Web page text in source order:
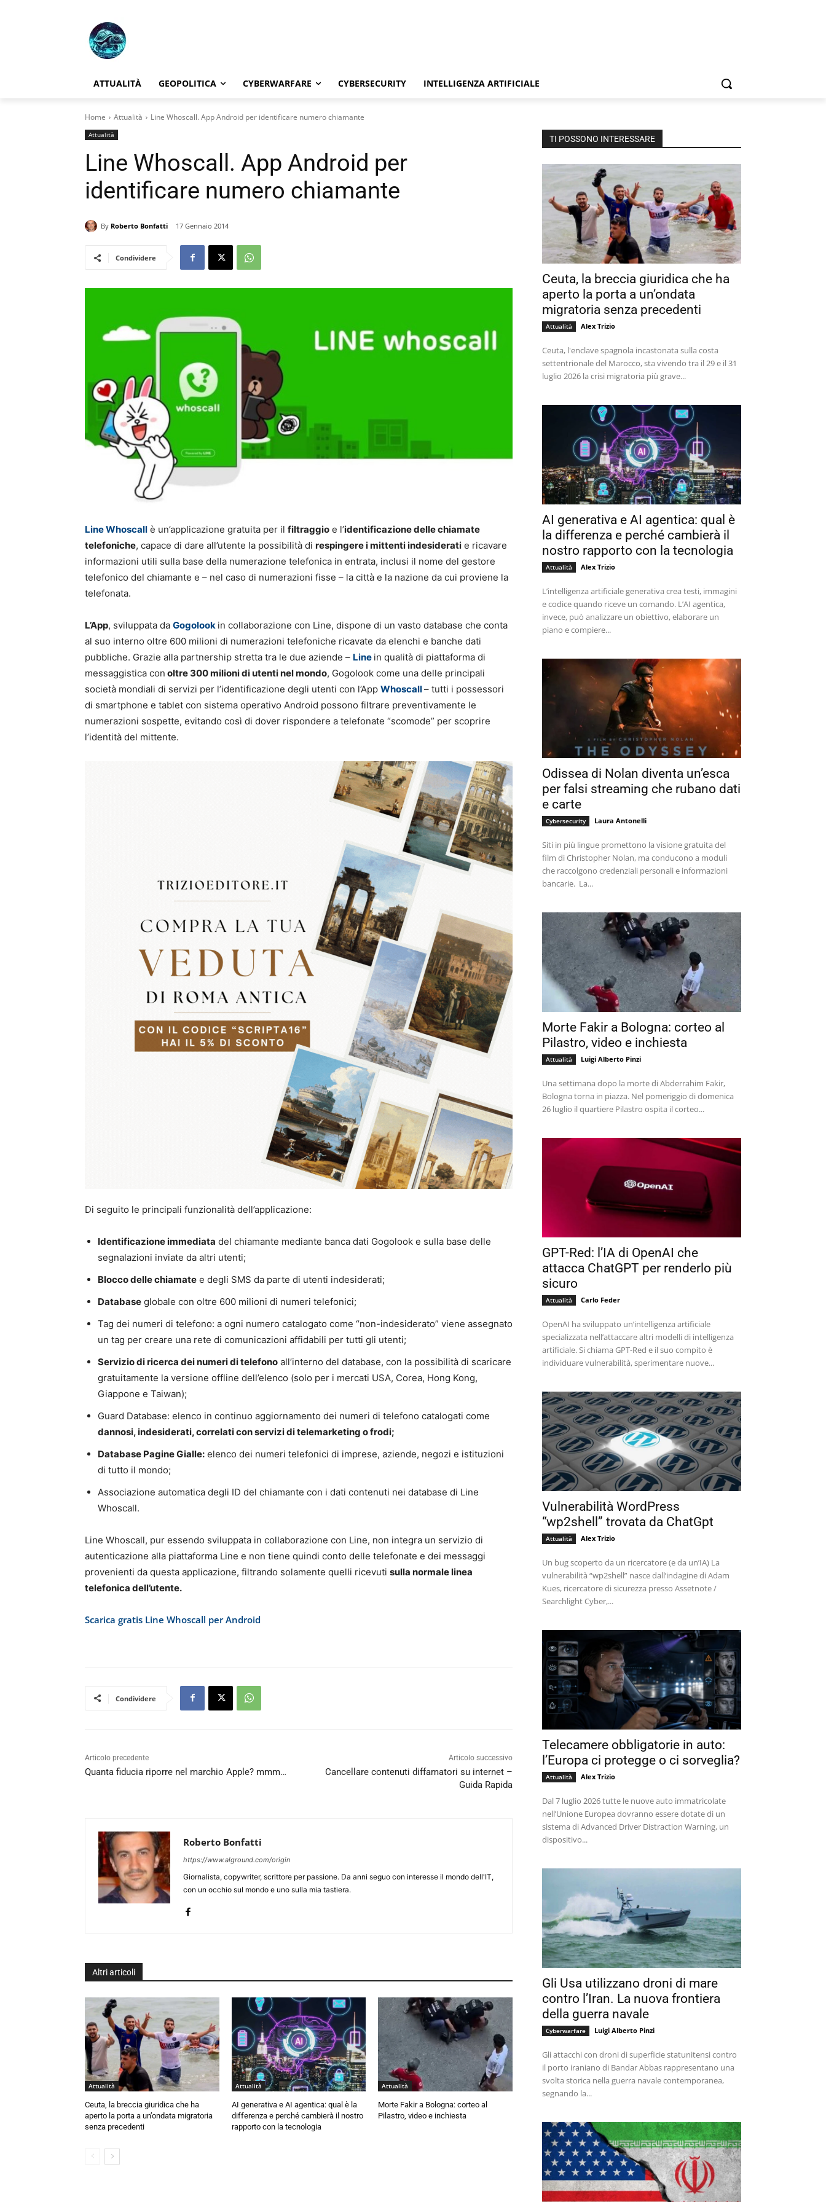
ATTUALITÀ GEOPOLITICA CYBERWARFARE CYBERSECURITY INTELLIGENZA ARTIFICIALE
Home Attualità Line Whoscall. App Android per identificare numero chiamante
Attualità
Line Whoscall. App Android per
identificare numero chiamante
By Roberto Bonfatti 17 Gennaio 2014
Condividere
Line Whoscall è un’applicazione gratuita per il filtraggio e l’identificazione delle chiamate
telefoniche, capace di dare all’utente la possibilità di respingere i mittenti indesiderati e ricavare
informazioni utili sulla base della numerazione telefonica in entrata, inclusi il nome del gestore
telefonico del chiamante e – nel caso di numerazioni fisse – la città e la nazione da cui proviene la
telefonata.
L’App, sviluppata da Gogolook in collaborazione con Line, dispone di un vasto database che conta
al suo interno oltre 600 milioni di numerazioni telefoniche ricavate da elenchi e banche dati
pubbliche. Grazie alla partnership stretta tra le due aziende – Line in qualità di piattaforma di
messaggistica con oltre 300 milioni di utenti nel mondo, Gogolook come una delle principali
società mondiali di servizi per l’identificazione degli utenti con l’App Whoscall– tutti i possessori
di smartphone e tablet con sistema operativo Android possono filtrare preventivamente le
numerazioni sospette, evitando così di dover rispondere a telefonate “scomode” per scoprire
l’identità del mittente.
Di seguito le principali funzionalità dell’applicazione:
Identificazione immediata del chiamante mediante banca dati Gogolook e sulla base delle
segnalazioni inviate da altri utenti;
Blocco delle chiamate e degli SMS da parte di utenti indesiderati;
Database globale con oltre 600 milioni di numeri telefonici;
Tag dei numeri di telefono: a ogni numero catalogato come “non-indesiderato” viene assegnato
un tag per creare una rete di comunicazioni affidabili per tutti gli utenti;
Servizio di ricerca dei numeri di telefono all’interno del database, con la possibilità di scaricare
gratuitamente la versione offline dell’elenco (solo per i mercati USA, Corea, Hong Kong,
Giappone e Taiwan);
Guard Database: elenco in continuo aggiornamento dei numeri di telefono catalogati come
dannosi, indesiderati, correlati con servizi di telemarketing o frodi;
Database Pagine Gialle: elenco dei numeri telefonici di imprese, aziende, negozi e istituzioni
di tutto il mondo;
Associazione automatica degli ID del chiamante con i dati contenuti nei database di Line
Whoscall.
Line Whoscall, pur essendo sviluppata in collaborazione con Line, non integra un servizio di
autenticazione alla piattaforma Line e non tiene quindi conto delle telefonate e dei messaggi
provenienti da questa applicazione, filtrando solamente quelli ricevuti sulla normale linea
telefonica dell’utente.
Scarica gratis Line Whoscall per Android
Condividere
Articolo precedente
Quanta fiducia riporre nel marchio Apple? mmm…
Articolo successivo
Cancellare contenuti diffamatori su internet –
Guida Rapida
Roberto Bonfatti
https://www.alground.com/origin
Giornalista, copywriter, scrittore per passione. Da anni seguo con interesse il mondo dell'IT,
con un occhio sul mondo e uno sulla mia tastiera.
Altri articoli
Attualità
Ceuta, la breccia giuridica che ha
aperto la porta a un’ondata migratoria
senza precedenti
Attualità
AI generativa e AI agentica: qual è la
differenza e perché cambierà il nostro
rapporto con la tecnologia
Attualità
Morte Fakir a Bologna: corteo al
Pilastro, video e inchiesta
TI POSSONO INTERESSARE
Ceuta, la breccia giuridica che ha
aperto la porta a un’ondata
migratoria senza precedenti
Attualità Alex Trizio
Ceuta, l'enclave spagnola incastonata sulla costa
settentrionale del Marocco, sta vivendo tra il 29 e il 31
luglio 2026 la crisi migratoria più grave...
AI generativa e AI agentica: qual è
la differenza e perché cambierà il
nostro rapporto con la tecnologia
Attualità Alex Trizio
L’intelligenza artificiale generativa crea testi, immagini
e codice quando riceve un comando. L’AI agentica,
invece, può analizzare un obiettivo, elaborare un
piano e compiere...
Odissea di Nolan diventa un’esca
per falsi streaming che rubano dati
e carte
Cybersecurity Laura Antonelli
Siti in più lingue promettono la visione gratuita del
film di Christopher Nolan, ma conducono a moduli
che raccolgono credenziali personali e informazioni
bancarie. La...
Morte Fakir a Bologna: corteo al
Pilastro, video e inchiesta
Attualità Luigi Alberto Pinzi
Una settimana dopo la morte di Abderrahim Fakir,
Bologna torna in piazza. Nel pomeriggio di domenica
26 luglio il quartiere Pilastro ospita il corteo...
GPT-Red: l’IA di OpenAI che
attacca ChatGPT per renderlo più
sicuro
Attualità Carlo Feder
OpenAI ha sviluppato un’intelligenza artificiale
specializzata nell’attaccare altri modelli di intelligenza
artificiale. Si chiama GPT-Red e il suo compito è
individuare vulnerabilità, sperimentare nuove...
Vulnerabilità WordPress
“wp2shell” trovata da ChatGpt
Attualità Alex Trizio
Un bug scoperto da un ricercatore (e da un’IA) La
vulnerabilità “wp2shell” nasce dall’indagine di Adam
Kues, ricercatore di sicurezza presso Assetnote /
Searchlight Cyber,...
Telecamere obbligatorie in auto:
l’Europa ci protegge o ci sorveglia?
Attualità Alex Trizio
Dal 7 luglio 2026 tutte le nuove auto immatricolate
nell’Unione Europea dovranno essere dotate di un
sistema di Advanced Driver Distraction Warning, un
dispositivo...
Gli Usa utilizzano droni di mare
contro l’Iran. La nuova frontiera
della guerra navale
Cyberwarfare Luigi Alberto Pinzi
Gli attacchi con droni di superficie statunitensi contro
il porto iraniano di Bandar Abbas rappresentano una
svolta storica nella guerra navale contemporanea,
segnando la...